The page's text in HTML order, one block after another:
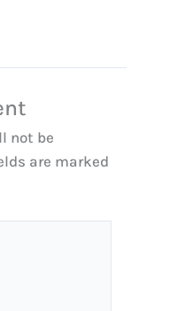
not be
are marked